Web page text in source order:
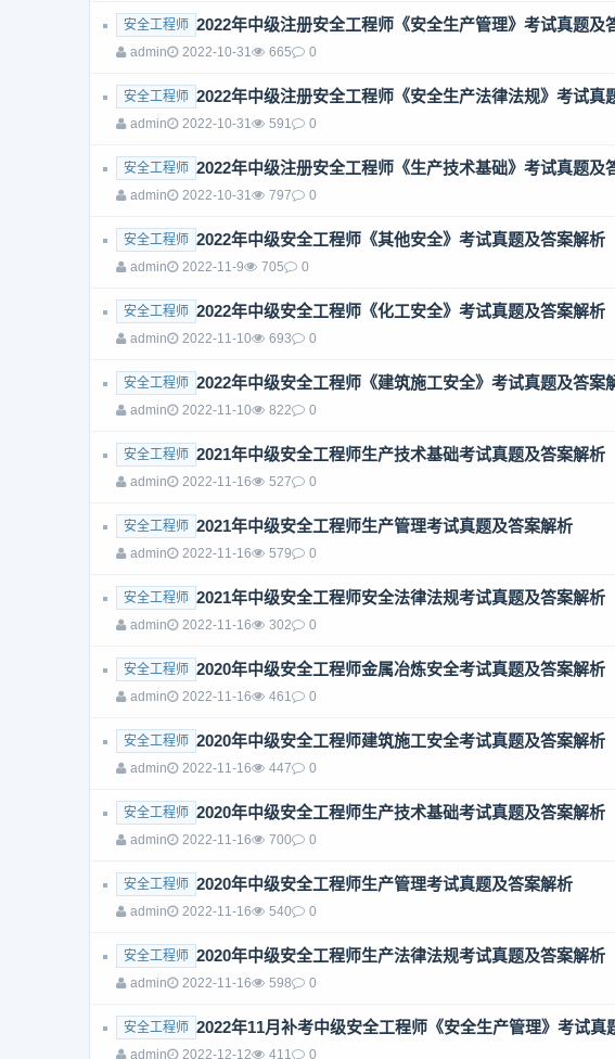
安全工程师 2022年中级注册安全工程师《安全生产管理》考试真题及
admin 2022-10-31 665 0
安全工程师 2022年中级注册安全工程师《安全生产法律法规》考试真
admin 2022-10-31 591 0
安全工程师 2022年中级注册安全工程师《生产技术基础》考试真题及
admin 2022-10-31 797 0
安全工程师 2022年中级安全工程师《其他安全》考试真题及答案解析
admin 2022-11-9 705 0
安全工程师 2022年中级安全工程师《化工安全》考试真题及答案解析
admin 2022-11-10 693 0
安全工程师 2022年中级安全工程师《建筑施工安全》考试真题及答案
admin 2022-11-10 822 0
安全工程师 2021年中级安全工程师生产技术基础考试真题及答案解析
admin 2022-11-16 527 0
安全工程师 2021年中级安全工程师生产管理考试真题及答案解析
admin 2022-11-16 579 0
安全工程师 2021年中级安全工程师安全法律法规考试真题及答案解析
admin 2022-11-16 302 0
安全工程师 2020年中级安全工程师金属冶炼安全考试真题及答案解析
admin 2022-11-16 461 0
安全工程师 2020年中级安全工程师建筑施工安全考试真题及答案解析
admin 2022-11-16 447 0
安全工程师 2020年中级安全工程师生产技术基础考试真题及答案解析
admin 2022-11-16 700 0
安全工程师 2020年中级安全工程师生产管理考试真题及答案解析
admin 2022-11-16 540 0
安全工程师 2020年中级安全工程师生产法律法规考试真题及答案解析
admin 2022-11-16 598 0
安全工程师 2022年11月补考中级安全工程师《安全生产管理》考试真
admin 2022-12-12 411 0